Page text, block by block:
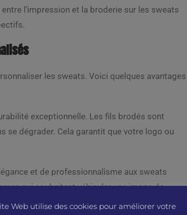
l’impression et la broderie sur les sweats
les sweats. Voici quelques avantages
exceptionnelle. Les fils brodés sont
se dégrader. Cela garantit que votre logo ou
et de professionnalisme aux sweats
qui souhaitent véhiculer une image de
Web utilise des cookies pour améliorer votre